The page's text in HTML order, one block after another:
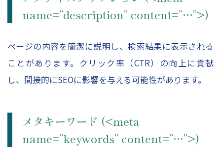
name=”description” content=”…”>)
ページの内容を簡潔に説明し、検索結果に表示される
ことがあります。クリック率（CTR）の向上に貢献
し、間接的にSEOに影響を与える可能性があります。
メタキーワード (<meta
name=”keywords” content=”…”>)